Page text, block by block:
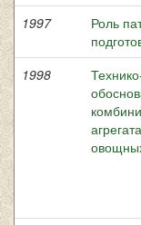
1997
Роль
1998